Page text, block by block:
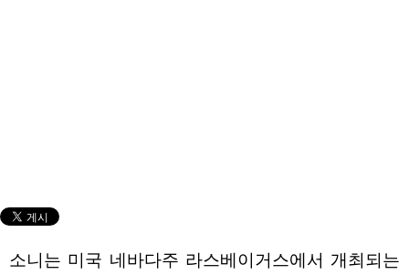
소니는 미국 네바다주 라스베이거스에서 개최되는